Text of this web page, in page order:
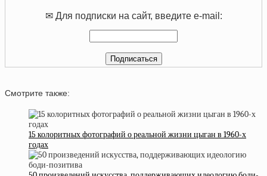
✉ Для подписки на сайт, введите e-mail:
Смотрите также:
15 колоритных фотографий о реальной жизни цыган в 1960-х
годах